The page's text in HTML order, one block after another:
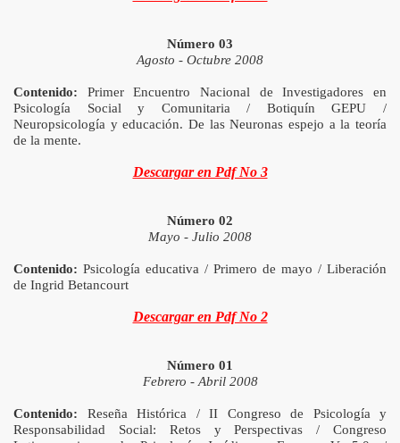
Número 03
Agosto - Octubre 2008
Contenido: Primer Encuentro Nacional de Investigadores en
Psicología Social y Comunitaria / Botiquín GEPU /
Neuropsicología y educación. De las Neuronas espejo a la teoría
de la mente.
Descargar en Pdf No 3
Número 02
Mayo - Julio 2008
Contenido: Psicología educativa / Primero de mayo / Liberación
de Ingrid Betancourt
Descargar en Pdf No 2
Número 01
Febrero - Abril 2008
Contenido: Reseña Histórica / II Congreso de Psicología y
Responsabilidad Social: Retos y Perspectivas / Congreso